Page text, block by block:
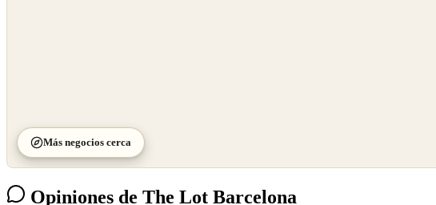
Más negocios cerca
Opiniones de The Lot Barcelona